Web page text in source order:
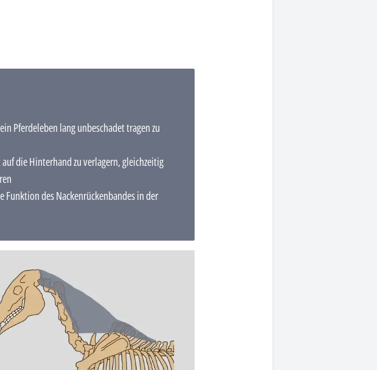
Pferdeleben lang unbeschadet tragen zu
die Hinterhand zu verlagern, gleichzeitig
des Nackenrückenbandes in der